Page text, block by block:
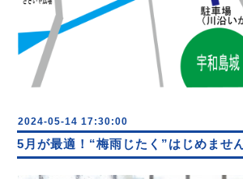
2024-05-14 17:30:00
5月が最適！“梅雨じたく”はじめませ